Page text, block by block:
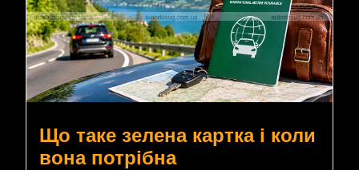
Що таке зелена картка і коли
вона потрібна